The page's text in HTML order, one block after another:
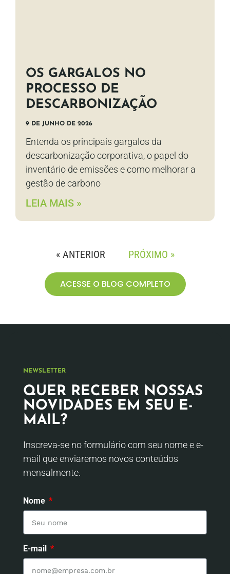
OS GARGALOS NO
PROCESSO DE
DESCARBONIZAÇÃO
9 DE JUNHO DE 2026
Entenda os principais gargalos da
descarbonização corporativa, o papel do
inventário de emissões e como melhorar a
gestão de carbono
LEIA MAIS »
« ANTERIOR PRÓXIMO »
ACESSE O BLOG COMPLETO
NEWSLETTER
QUER RECEBER NOSSAS
NOVIDADES EM SEU E-
MAIL?
Inscreva-se no formulário com seu nome e e-
mail que enviaremos novos conteúdos
mensalmente.
Nome
E-mail